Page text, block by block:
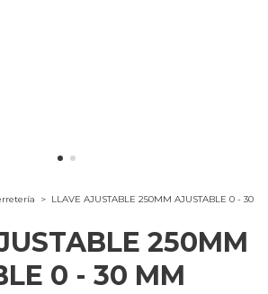
> LLAVE AJUSTABLE 250MM AJUSTABLE 0 - 30
250MM
0 - 30 MM